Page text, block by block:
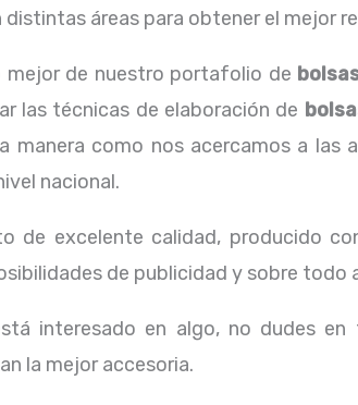
áreas para obtener el mejor
mejor de nuestro portafolio de
las técnicas de elaboración de
como nos acercamos a las
nacional.
de excelente calidad, producido
de publicidad y sobre todo
interesado en algo, no dudes
la mejor accesoria.